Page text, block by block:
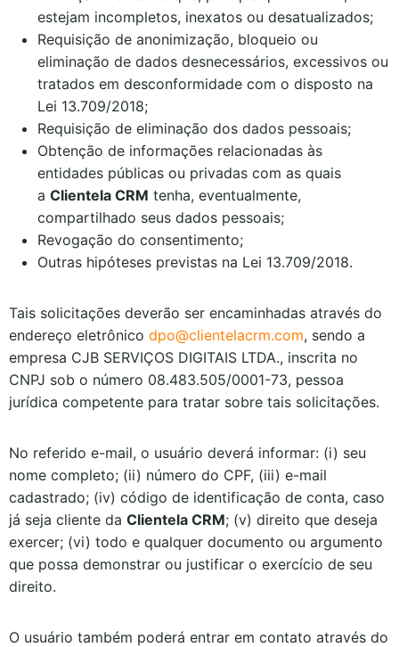
estejam incompletos, inexatos ou desatualizados;
Requisição de anonimização, bloqueio ou
eliminação de dados desnecessários, excessivos ou
tratados em desconformidade com o disposto na
Lei 13.709/2018;
Requisição de eliminação dos dados pessoais;
Obtenção de informações relacionadas às
entidades públicas ou privadas com as quais
a Clientela CRM tenha, eventualmente,
compartilhado seus dados pessoais;
Revogação do consentimento;
Outras hipóteses previstas na Lei 13.709/2018.
Tais solicitações deverão ser encaminhadas através do
endereço eletrônico dpo@clientelacrm.com, sendo a
empresa CJB SERVIÇOS DIGITAIS LTDA., inscrita no
CNPJ sob o número 08.483.505/0001-73, pessoa
jurídica competente para tratar sobre tais solicitações.
No referido e-mail, o usuário deverá informar: (i) seu
nome completo; (ii) número do CPF, (iii) e-mail
cadastrado; (iv) código de identificação de conta, caso
já seja cliente da Clientela CRM; (v) direito que deseja
exercer; (vi) todo e qualquer documento ou argumento
que possa demonstrar ou justificar o exercício de seu
direito.
O usuário também poderá entrar em contato através do